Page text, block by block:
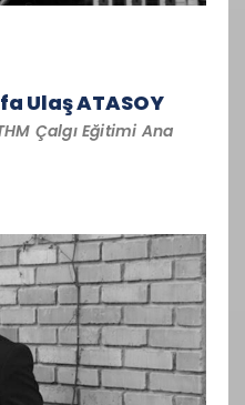
Ulaş ATASOY
Çalgı Eğitimi Ana